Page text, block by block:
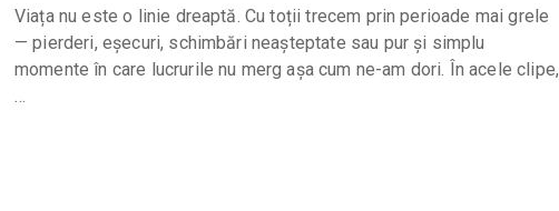
Viața nu este o linie dreaptă. Cu toții trecem prin perioade mai grele
— pierderi, eșecuri, schimbări neașteptate sau pur și simplu
momente în care lucrurile nu merg așa cum ne-am dori. În acele clipe,
…